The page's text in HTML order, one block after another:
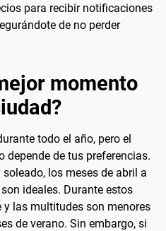
para recibir notificaciones
de no perder
momento
todo el año, pero el
de tus preferencias.
los meses de abril a
ideales. Durante estos
y las multitudes son menores
de verano. Sin embargo, si